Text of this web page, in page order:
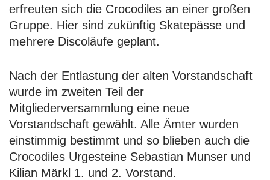
erfreuten sich die Crocodiles an einer großen
Gruppe. Hier sind zukünftig Skatepässe und
mehrere Discoläufe geplant.
Nach der Entlastung der alten Vorstandschaft
wurde im zweiten Teil der
Mitgliederversammlung eine neue
Vorstandschaft gewählt. Alle Ämter wurden
einstimmig bestimmt und so blieben auch die
Crocodiles Urgesteine Sebastian Munser und
Kilian Märkl 1. und 2. Vorstand.